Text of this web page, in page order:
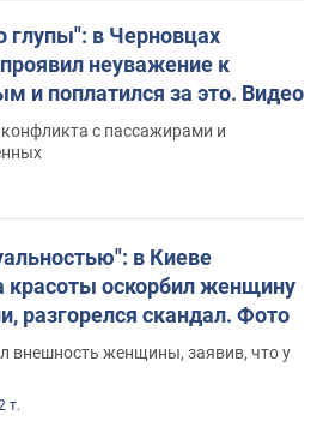
глупы": в Черновцах
неуважение к
и поплатился за это. Видео
с пассажирами и
в Киеве
красоты оскорбил женщину
разгорелся скандал. Фото
внешность женщины, заявив, что у
т.